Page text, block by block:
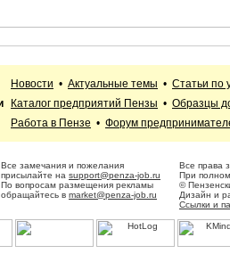
Новости • Актуальные темы • Статьи по
Каталог предприятий Пензы • Образцы
Работа в Пензе • Форум
Все замечания и пожелания
присылайте на support@penza-job.ru
По вопросам размещения рекламы
обращайтесь в market@penza-job.ru
Все права
При
©
Дизайн и
Ссылки и